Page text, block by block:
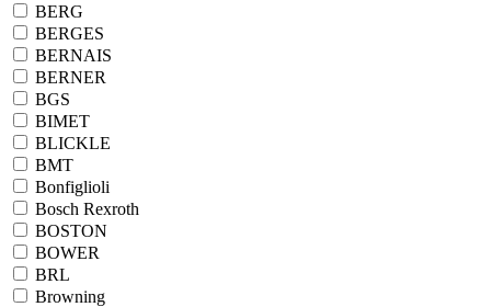
BERG
BERGES
BERNAIS
BERNER
BGS
BIMET
BLICKLE
BMT
Bonfiglioli
Bosch Rexroth
BOSTON
BOWER
BRL
Browning